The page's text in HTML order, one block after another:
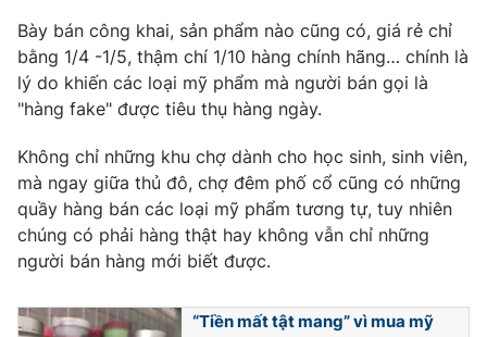
Chất lượng cuộc sống
Tuyển sinh
Học trực tuyến
Công nghệ
Hitech Công nghệ tương lai
Thị trường
Tư vấn
Giao lưu trực tuyến
Lịch phát sóng
Chuyên mục khác
Bày bán công khai, sản phẩm nào cũng có, giá rẻ chỉ
bằng 1/4 -1/5, thậm chí 1/10 hàng chính hãng… chính là
lý do khiến các loại mỹ phẩm mà người bán gọi là
"hàng fake" được tiêu thụ hàng ngày.
Không chỉ những khu chợ dành cho học sinh, sinh viên,
mà ngay giữa thủ đô, chợ đêm phố cổ cũng có những
quầy hàng bán các loại mỹ phẩm tương tự, tuy nhiên
chúng có phải hàng thật hay không vẫn chỉ những
người bán hàng mới biết được.
“Tiền mất tật mang” vì mua mỹ